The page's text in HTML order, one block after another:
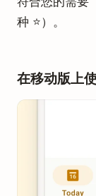
种 ⭐）。
在移动版上